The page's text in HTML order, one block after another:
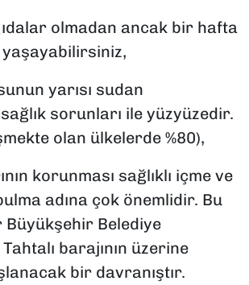
olmadan ancak bir hafta
yaşayabilirsiniz,
yarısı sudan
sorunları ile yüzyüzedir.
olan ülkelerde %80),
korunması sağlıklı içme ve
adına çok önemlidir. Bu
Büyükşehir Belediye
Tahtalı barajının üzerine
bir davranıştır.